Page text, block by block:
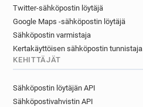
Twitter-sähköpostin löytäjä
Google Maps -sähköpostin löytäjä
Sähköpostin varmistaja
Kertakäyttöisen sähköpostin tunnistaja
KEHITTÄJÄT
Sähköpostin löytäjän API
Sähköpostivahvistin API